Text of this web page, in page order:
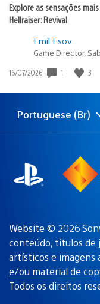
Explore as sensações
Hellraiser: Revival
Emil Esov
Game Director,
Data
publicação:
16/07/2026 1 3
Selecione
Região
Portuguese (Br)
Website © 2026
conteúdo, títulos de
artísticos e imagens
e/ou material de
Todos os direitos